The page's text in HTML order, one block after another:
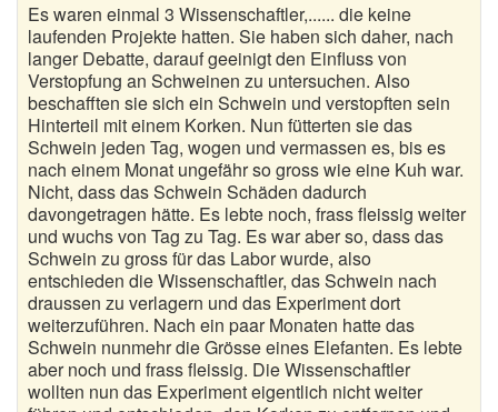
Es waren einmal 3 Wissenschaftler,...... die keine
laufenden Projekte hatten. Sie haben sich daher, nach
langer Debatte, darauf geeinigt den Einfluss von
Verstopfung an Schweinen zu untersuchen. Also
beschafften sie sich ein Schwein und verstopften sein
Hinterteil mit einem Korken. Nun fütterten sie das
Schwein jeden Tag, wogen und vermassen es, bis es
nach einem Monat ungefähr so gross wie eine Kuh war.
Nicht, dass das Schwein Schäden dadurch
davongetragen hätte. Es lebte noch, frass fleissig weiter
und wuchs von Tag zu Tag. Es war aber so, dass das
Schwein zu gross für das Labor wurde, also
entschieden die Wissenschaftler, das Schwein nach
draussen zu verlagern und das Experiment dort
weiterzuführen. Nach ein paar Monaten hatte das
Schwein nunmehr die Grösse eines Elefanten. Es lebte
aber noch und frass fleissig. Die Wissenschaftler
wollten nun das Experiment eigentlich nicht weiter